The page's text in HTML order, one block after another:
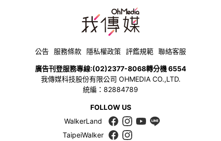
公告 服務條款 隱私權政策 評鑑規範 聯絡客服
廣告刊登服務專線:(02)2377-8068轉分機 6554
我傳媒科技股份有限公司 OHMEDIA CO.,LTD.
統編：82884789
FOLLOW US
WalkerLand
TaipeiWalker